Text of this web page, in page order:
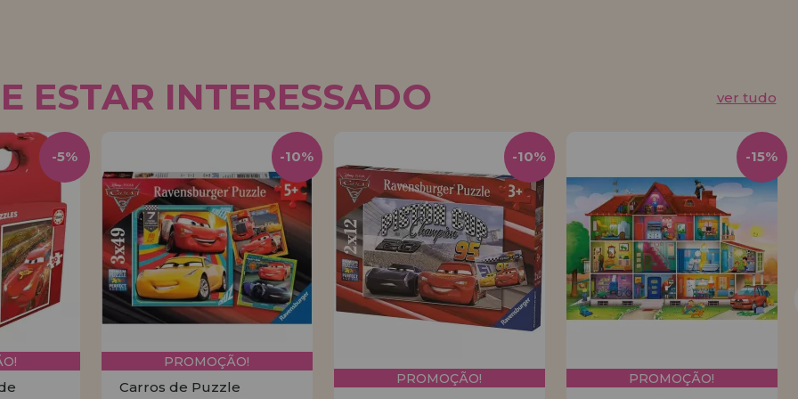
ESTAR INTERESSADO ver tudo
-5%
PROMOÇÃO!
Carros de Puzzle
-10%
PROMOÇÃO!
-10%
PROMOÇÃO!
-15%